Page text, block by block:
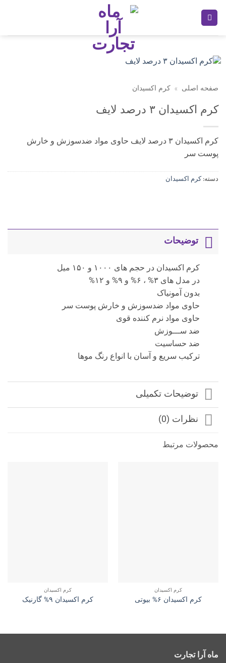
صفحه اصلی » کرم اکسیدان
کرم اکسیدان ۳ درصد لایف
کرم اکسیدان ۳ درصد لایف حاوی مواد ضدسوزش و خارش
پوست سر
دسته:کرم اکسیدان
توضیحات
کرم اکسیدان در حجم های ۱۰۰۰ و ۱۵۰ میل
در مدل های ۳% ، ۶% و ۹% و ۱۲%
بدون آمونیاک
حاوی مواد ضدسوزش و خارش پوست سر
حاوی مواد نرم کننده قوی
ضد ســـوزش
ضد حساسیت
ترکیب سریع و آسان با انواع رنگ موها
توضیحات تکمیلی
نظرات (0)
محصولات مرتبط
کرم اکسیدان
کرم اکسیدان ۶% بیوتی
کرم اکسیدان
کرم اکسیدان ۹% گارنیک
ماه آرا تجارت